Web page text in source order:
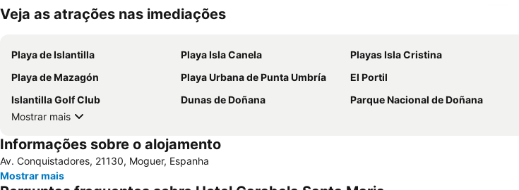
Veja as atrações nas imediações
Playa de Islantilla Playa Isla Canela Playas Isla Cristina
Playa de Mazagón
Playa Urbana de Punta Umbría El Portil
Islantilla Golf Club
Dunas de Doñana Parque Nacional de Doñana
Mostrar mais
Informações sobre o alojamento
Av. Conquistadores, 21130, Moguer, Espanha
Mostrar mais